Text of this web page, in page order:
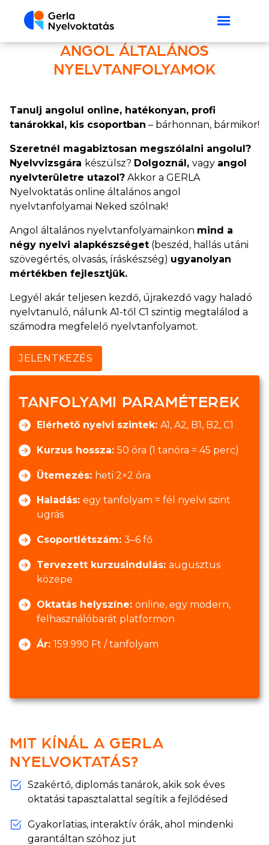
ANGOL ÁLTALÁNOS
NYELVTANFOLYAMOK
Tanulj angolul online, hatékonyan, profi
tanárokkal, kis csoportban – bárhonnan, bármikor!
Szeretnél magabiztosan megszólalni angolul?
Nyelvvizsgára készülsz? Dolgoznál, vagy angol
nyelvterületre utazol? Akkor a GERLA
Nyelvoktatás online általános angol
nyelvtanfolyamai Neked szólnak!
Angol általános nyelvtanfolyamainkon mind a
négy nyelvi alapkészséget (beszéd, hallás utáni
szövegértés, olvasás, íráskészség) ugyanolyan
mértékben fejlesztjük.
Legyél akár teljesen kezdő, újrakezdő vagy haladó
nyelvtanuló, nálunk A1-től C1 szintig megtalálod a
számodra megfelelő nyelvtanfolyamot.
JELENTKEZÉS
TANFOLYAMI PARAMÉTEREK
Elérhető nyelvi szintek: A1, A2, B1, B2, C1
Kurzus hossza: 50 óra (1 tanóra = 45 perc)
Ütemezés: heti 2×2 óra
Haladás: egy tanfolyam = fél nyelvi szint
ugrás
Csoportlétszám: 3–6 fő
Tervezett kurzusindulás: augusztus
közepe
Oktatás helyszíne: online, egy modern,
felhasználóbarát platformon
Ár: 159.990 Ft / tanfolyam
MIT KÍNÁL A GERLA
NYELVOKTATÁS?
Szakértő, diplomás tanárok, akik sok éves
oktatási tapasztalattal segítik a fejlődésed
Gyakorlatias, interaktív órák, ahol mindenki
garantáltan szóhoz jut